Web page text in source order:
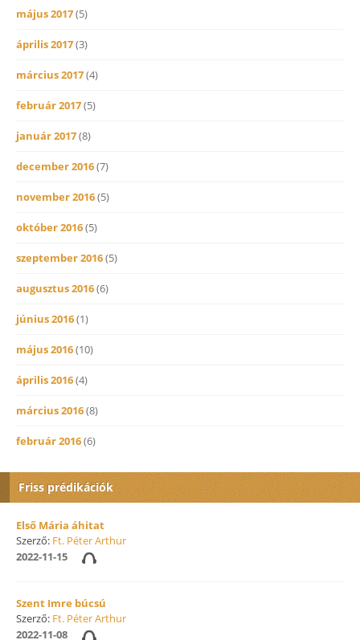
május 2017(5)
április 2017(3)
március 2017(4)
február 2017(5)
január 2017(8)
december 2016(7)
november 2016(5)
október 2016(5)
szeptember 2016(5)
augusztus 2016(6)
június 2016(1)
május 2016(10)
április 2016(4)
március 2016(8)
február 2016(6)
Friss prédikációk
Első Mária áhitat
Szerző: Ft. Péter Arthur
2022-11-15
Szent Imre búcsú
Szerző: Ft. Péter Arthur
2022-11-08